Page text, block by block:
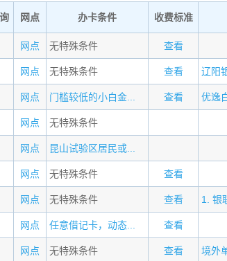
网点 办卡条件 收费标准
网点 无特殊条件 查看
网点 无特殊条件 查看 辽阳
网点 门槛较低的小白金... 查看 优逸
网点 无特殊条件
网点 昆山试验区居民或...
网点 无特殊条件 查看
网点 无特殊条件 查看 1. 银
网点 任意借记卡，动态... 查看
网点 无特殊条件 查看 境外